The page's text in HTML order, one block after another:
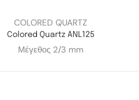
COLORED QUARTZ
Colored Quartz ANL125
Μέγεθος 2/3 mm